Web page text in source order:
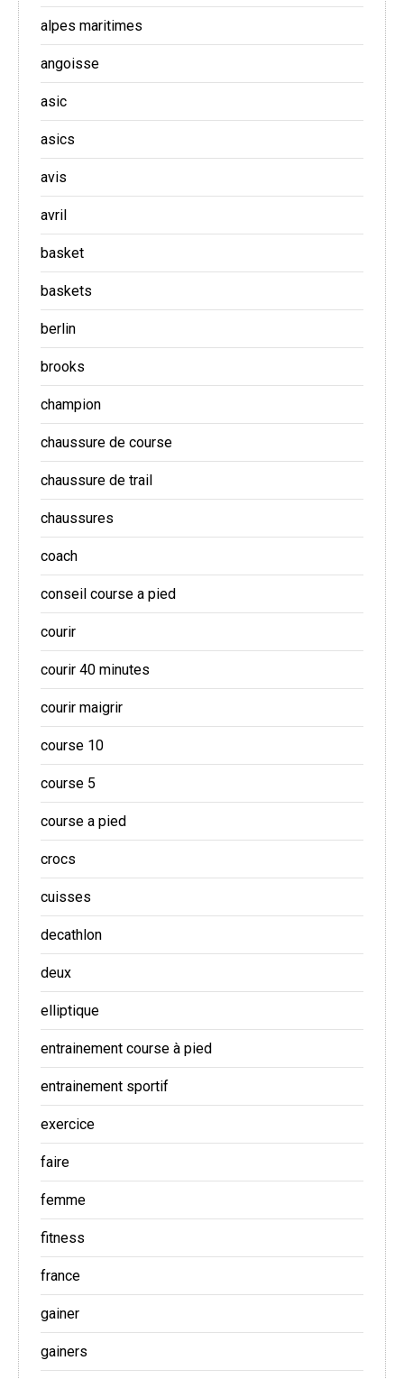
alpes maritimes
angoisse
asic
asics
avis
avril
basket
baskets
berlin
brooks
champion
chaussure de course
chaussure de trail
chaussures
coach
conseil course a pied
courir
courir 40 minutes
courir maigrir
course 10
course 5
course a pied
crocs
cuisses
decathlon
deux
elliptique
entrainement course à pied
entrainement sportif
exercice
faire
femme
fitness
france
gainer
gainers